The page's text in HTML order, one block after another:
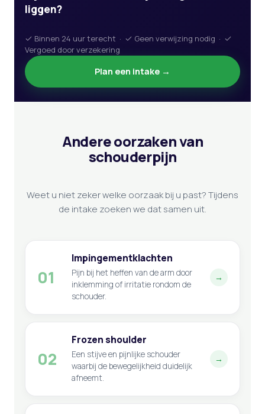
liggen?
Binnen 24 uur terecht ·
Geen verwijzing nodig ·
Vergoed door verzekering
Plan een intake →
Andere oorzaken van
schouderpijn
Weet u niet zeker welke oorzaak bij u past? Tijdens
de intake zoeken we dat samen uit.
01
Impingementklachten
Pijn bij het heffen van de arm door
inklemming of irritatie rondom de
schouder.
→
02
Frozen shoulder
Een stijve en pijnlijke schouder
waarbij de bewegelijkheid duidelijk
afneemt.
→